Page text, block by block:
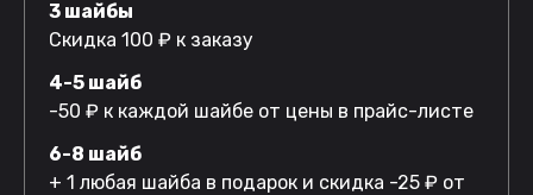
3 шайбы
Скидка 100 ₽ к заказу
4-5 шайб
-50 ₽ к каждой шайбе от цены в прайс-листе
6-8 шайб
+ 1 любая шайба в подарок и скидка -25 ₽ от